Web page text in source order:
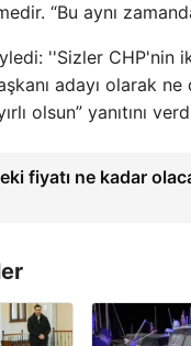
“Bu aynı
''Sizler CHP'nin
adayı olarak
olsun” yanıtını
fiyatı ne kadar